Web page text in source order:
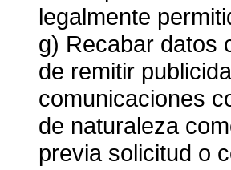
legalmente
g) Recabar datos
de remitir
comunicaciones
de naturaleza
previa solicitud o